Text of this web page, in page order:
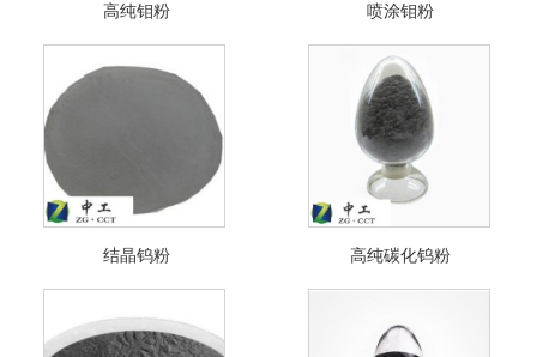
高纯钼粉 喷涂钼粉
结晶钨粉 高纯碳化钨粉